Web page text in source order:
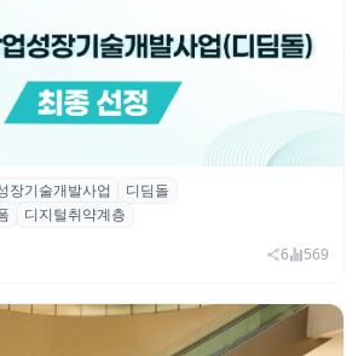
‘2026 창업성장기술개발사업
장기술개발사업
디딤돌
디지털취약계층
6 569